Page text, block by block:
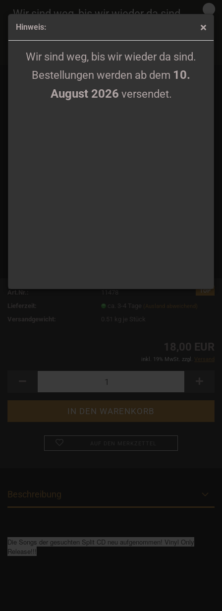
Hinweis:
Wir sind weg, bis wir wieder da sind.
Bestellungen werden ab dem 10.
August 2026 versendet.
Wir sind weg, bis wir wieder da sind.
Bestellungen werden ab dem
August 2026
versendet.
black wax
TOP
Art.Nr.:
11478
Lieferzeit:
ca. 3-4 Tage (Ausland abweichend)
Versandgewicht: 0.51 kg je Stück
18,00 EUR
inkl. 19% MwSt. zzgl. Versand
Beschreibung
Die Songs der gesuchten Split CD neu aufgenommen! Vinyl Only
Release!!!